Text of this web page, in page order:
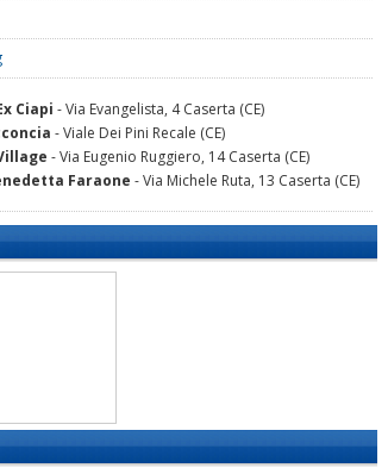
Ciapi - Via Evangelista, 4 Caserta (CE)
- Viale Dei Pini Recale (CE)
- Via Eugenio Ruggiero, 14 Caserta (CE)
Faraone - Via Michele Ruta, 13 Caserta (CE)